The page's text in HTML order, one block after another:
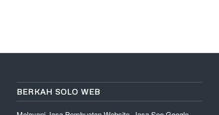
BERKAH SOLO WEB